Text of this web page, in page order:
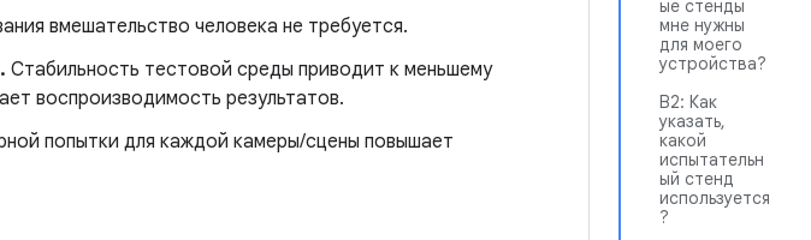
ые стенды
мне нужны
для моего
устройства?
В2: Как
указать,
какой
испытательн
ый стенд
используется
?
вмешательство человека не требуется.
Стабильность тестовой среды приводит к меньшему
воспроизводимость результатов.
попытки для каждой камеры/сцены повышает